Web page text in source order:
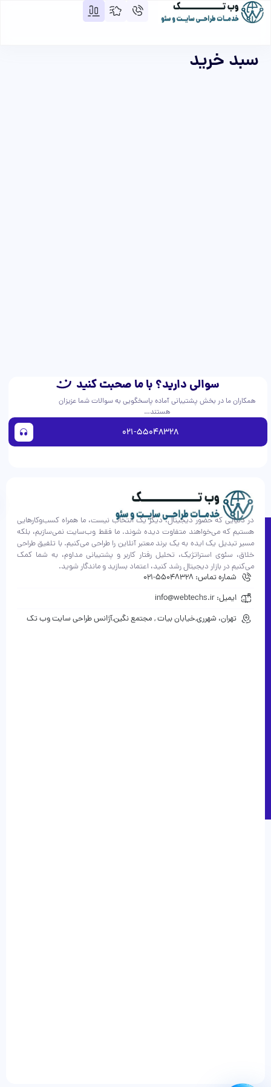
سبد خرید
سوالی دارید؟ با ما صحبت کنید
همکاران ما در بخش پشتیبانی آماده پاسخگویی به سوالات شما عزیزان
هستند…
021-55048328
در دنیایی که حضور دیجیتال، دیگر یک انتخاب نیست، ما همراه کسب‌وکارهایی
هستیم که می‌خواهند متفاوت دیده شوند. ما فقط وب‌سایت نمی‌سازیم، بلکه
مسیر تبدیل یک ایده به یک برند معتبر آنلاین را طراحی می‌کنیم. با تلفیق طراحی
خلاق، سئوی استراتژیک، تحلیل رفتار کاربر و پشتیبانی مداوم، به شما کمک
می‌کنیم در بازار دیجیتال رشد کنید، اعتماد بسازید و ماندگار شوید.
شماره تماس: 55048328-021
ایمیل: info@webtechs.ir
تهران، شهرری,خیابان بیات , مجتمع نگین,آژانس طراحی سایت وب تک